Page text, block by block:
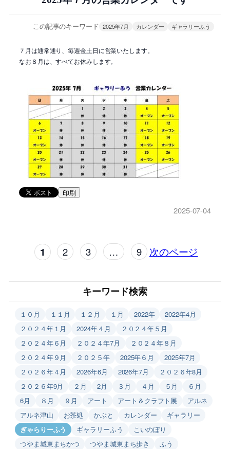
この記事のキーワード 2025年7月 カレンダー ギャラリーふう
７月は通常通り、毎週金土日に営業いたします。
なお８月は、すべてお休みします。
印刷
2025-07-04
1 2 3 … 9 次のページ
キーワード検索
１０月 １１月 １２月 １月 2022年
2022年4月
２０２４年１月
2024年４月
２０２４年５月
２０２４年６月
２０２４年7月
２０２４年８月
２０２４年９月
２０２５年 2025年６月
2025年7月
２０２６年４月
2026年6月 2026年7月
２０２６年8月
２０２６年9月
２月 2月 ３月 ４月 ５月
６月
6月
８月 ９月 アート アート＆クラフト展
アルネ
アルネ津山
お茶処 かぶと カレンダー
ギャラリー
ぎゃらりーふう
ギャラリーふう
こいのぼり
つやま城東まちかつ
つやま城東まち歩き
ふう